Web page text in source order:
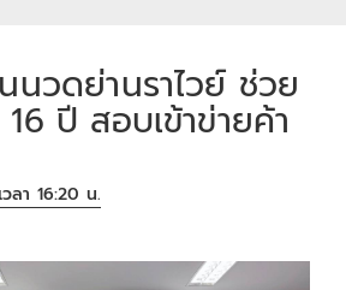
นวดย่านราไวย์ ช่วย
ปี สอบเข้าข่ายค้า
ลา 16:20 น.